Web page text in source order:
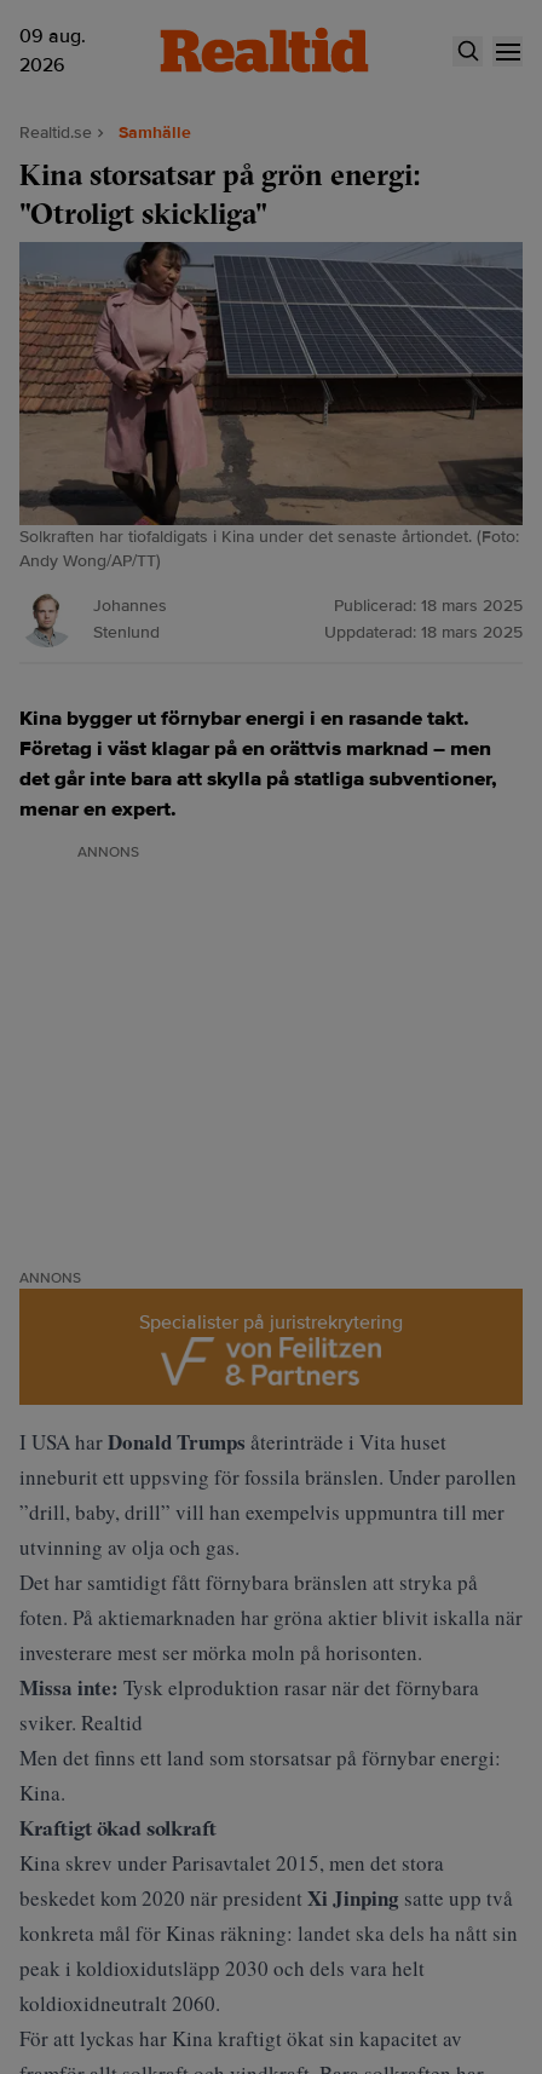
09 aug.
2026
Realtid.se Samhälle
Kina storsatsar på grön energi:
"Otroligt skickliga"
Solkraften har tiofaldigats i Kina under det senaste årtiondet. (Foto:
Andy Wong/AP/TT)
Johannes
Stenlund
Publicerad: 18 mars 2025
Uppdaterad: 18 mars 2025
Kina bygger ut förnybar energi i en rasande takt.
Företag i väst klagar på en orättvis marknad – men
det går inte bara att skylla på statliga subventioner,
menar en expert.
ANNONS
ANNONS
Specialister på juristrekrytering
I USA harDonald Trumps återinträde i Vita huset
inneburit ett uppsving för fossila bränslen. Under parollen
”drill, baby, drill” vill han exempelvis uppmuntra till mer
utvinning av olja och gas.
Det har samtidigt fått förnybara bränslen att stryka på
foten. På aktiemarknaden har gröna aktier blivit iskalla när
investerare mest ser mörka moln på horisonten.
Missa inte: Tysk elproduktion rasar när det förnybara
sviker. Realtid
Men det finns ett land som storsatsar på förnybar energi:
Kina.
Kraftigt ökad solkraft
Kina skrev under Parisavtalet 2015, men det stora
beskedet kom 2020 när president Xi Jinping satte upp två
konkreta mål för Kinas räkning: landet ska dels ha nått sin
peak i koldioxidutsläpp 2030 och dels vara helt
koldioxidneutralt 2060.
För att lyckas har Kina kraftigt ökat sin kapacitet av